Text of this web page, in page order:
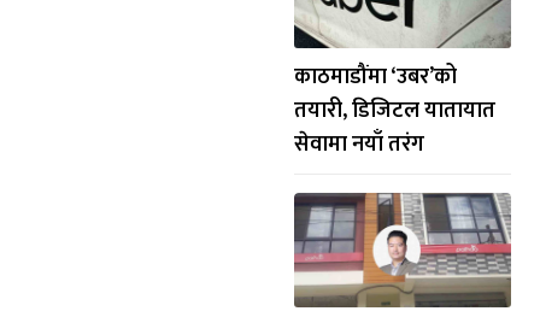
काठमाडौंमा ‘उबर’को
तयारी, डिजिटल यातायात
सेवामा नयाँ तरंग